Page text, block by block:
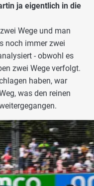
ja eigentlich in die
Wege und man
noch immer zwei
- obwohl es
zwei Wege verfolgt.
haben, war
was den reinen